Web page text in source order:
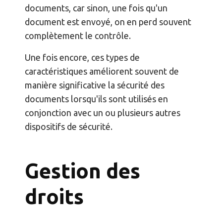
documents, car sinon, une fois qu'un
document est envoyé, on en perd souvent
complètement le contrôle.
Une fois encore, ces types de
caractéristiques améliorent souvent de
manière significative la sécurité des
documents lorsqu'ils sont utilisés en
conjonction avec un ou plusieurs autres
dispositifs de sécurité.
Gestion des
droits